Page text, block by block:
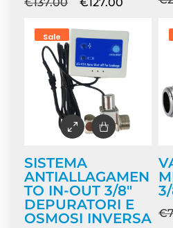
Sale
SISTEMA
ANTIALLAGAMEN
TO IN-OUT 3/8″
DEPURATORI E
OSMOSI INVERSA €